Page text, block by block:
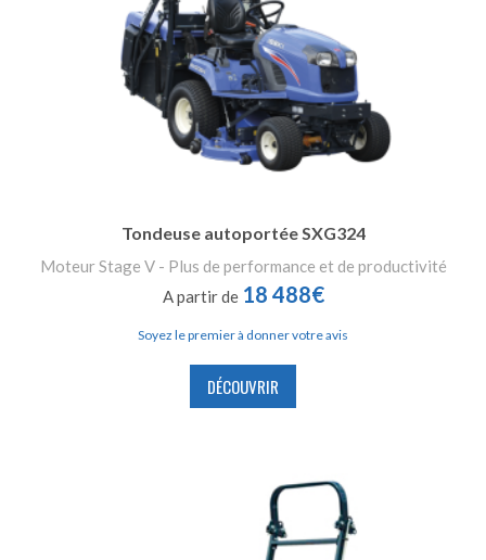
Tondeuse autoportée SXG324
Moteur Stage V - Plus de performance et de productivité
A partir de 18 488€
Soyez le premier à donner votre avis
DÉCOUVRIR